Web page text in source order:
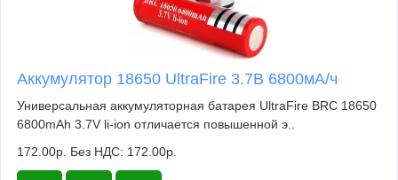
Аккумулятор 18650 UltraFire 3.7В 6800мА/ч
Универсальная аккумуляторная батарея UltraFire BRC 18650
6800mAh 3.7V li-ion отличается повышенной э..
172.00р. Без НДС: 172.00р.